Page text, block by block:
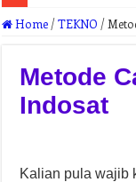
Home /TEKNO /
Metode
Indosat
Kalian pula wajib